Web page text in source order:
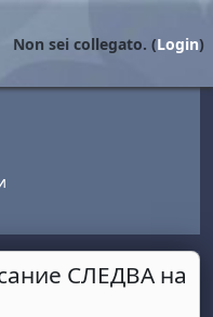
Non sei collegato. (Login)
СЛЕДВА на